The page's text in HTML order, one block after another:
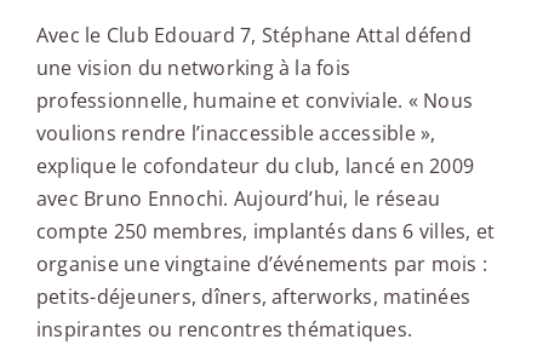
Avec le Club Edouard 7, Stéphane Attal défend
une vision du networking à la fois
professionnelle, humaine et conviviale. « Nous
voulions rendre l’inaccessible accessible »,
explique le cofondateur du club, lancé en 2009
avec Bruno Ennochi. Aujourd’hui, le réseau
compte 250 membres, implantés dans 6 villes, et
organise une vingtaine d’événements par mois :
petits-déjeuners, dîners, afterworks, matinées
inspirantes ou rencontres thématiques.